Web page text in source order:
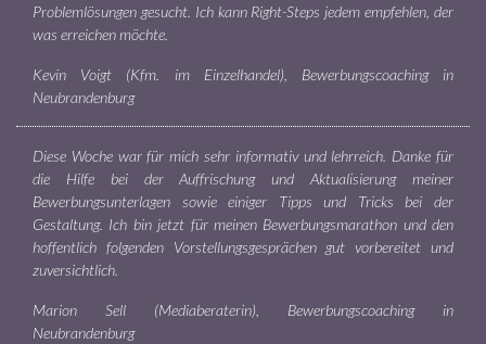
Problemlösungen gesucht. Ich kann Right-Steps jedem empfehlen, der
was erreichen möchte.
Kevin Voigt (Kfm. im Einzelhandel), Bewerbungscoaching in
Neubrandenburg
Diese Woche war für mich sehr informativ und lehrreich. Danke für
die Hilfe bei der Auffrischung und Aktualisierung meiner
Bewerbungsunterlagen sowie einiger Tipps und Tricks bei der
Gestaltung. Ich bin jetzt für meinen Bewerbungsmarathon und den
hoffentlich folgenden Vorstellungsgesprächen gut vorbereitet und
zuversichtlich.
Marion Sell (Mediaberaterin), Bewerbungscoaching in
Neubrandenburg